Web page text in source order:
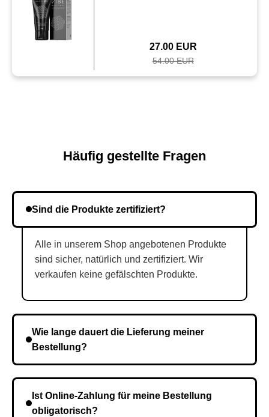
27.00 EUR
54.00 EUR
Häufig gestellte Fragen
Sind die Produkte zertifiziert?
Alle in unserem Shop angebotenen Produkte
sind sicher, natürlich und zertifiziert. Wir
verkaufen keine gefälschten Produkte.
Wie lange dauert die Lieferung meiner
Bestellung?
Kurierdienst und die Zeit hängt davon ab.
Ist Online-Zahlung für meine Bestellung
obligatorisch?